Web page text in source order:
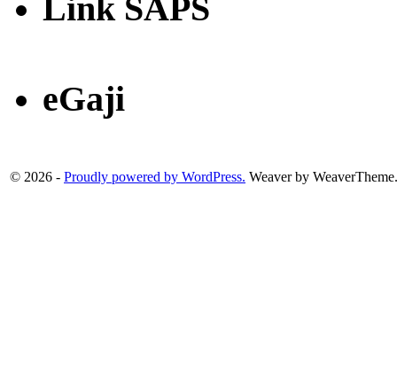
Link SAPS
eGaji
© 2026 - Proudly powered by WordPress. Weaver by